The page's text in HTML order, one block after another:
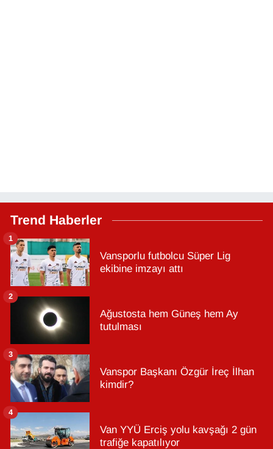
Trend Haberler
Vansporlu futbolcu Süper Lig
ekibine imzayı attı
1
Ağustosta hem Güneş hem Ay
tutulması
2
Vanspor Başkanı Özgür İreç İlhan
kimdir?
3
Van YYÜ Erciş yolu kavşağı 2 gün
trafiğe kapatılıyor
4